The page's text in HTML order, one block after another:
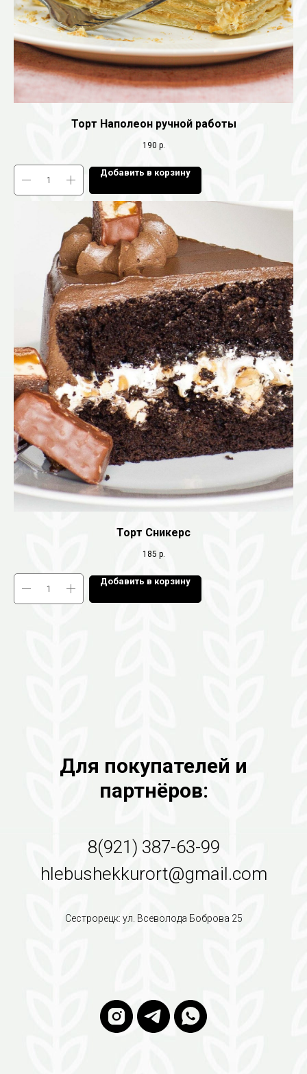
Торт Наполеон ручной работы
190 р.
Добавить в корзину
Торт Сникерс
185 р.
Добавить в корзину
Для покупателей и
партнёров:
8(921) 387-63-99
hlebushekkurort@gmail.com
Сестрорецк: ул. Всеволода Боброва 25